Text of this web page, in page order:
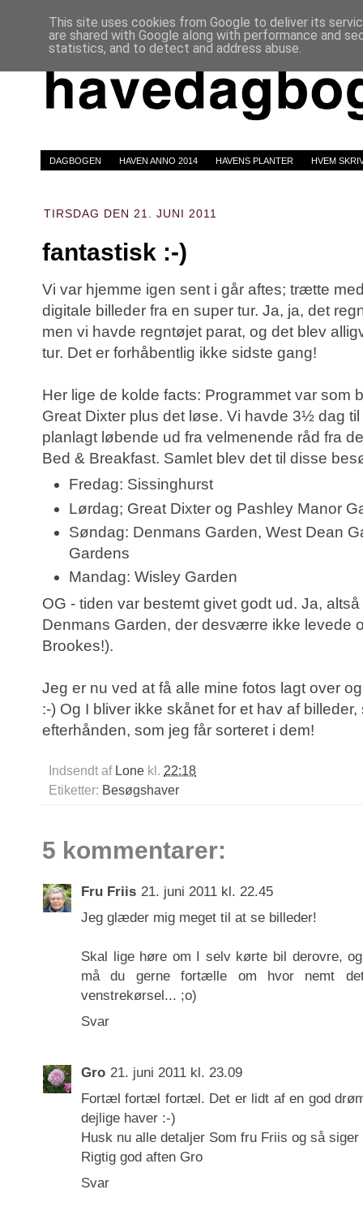
DAGBOGEN HAVEN ANNO 2014 HAVENS PLANTER HVEM
TIRSDAG DEN 21. JUNI 2011
fantastisk :-)
Vi var hjemme igen sent i går aftes; trætte
digitale billeder fra en super tur. Ja, ja, det
men vi havde regntøjet parat, og det blev
tur. Det er forhåbentlig ikke sidste gang!
Her lige de kolde facts: Programmet var som
Great Dixter plus det løse. Vi havde 3½ dag
planlagt løbende ud fra velmenende råd fra
Bed & Breakfast. Samlet blev det til disse
Fredag: Sissinghurst
Lørdag; Great Dixter og Pashley Manor
Søndag: Denmans Garden, West Dean
Gardens
Mandag: Wisley Garden
OG - tiden var bestemt givet godt ud. Ja,
Denmans Garden, der desværre ikke levede
Brookes!).
Jeg er nu ved at få alle mine fotos lagt over
:-) Og I bliver ikke skånet for et hav af
efterhånden, som jeg får sorteret i dem!
Indsendt af Lone kl. 22:18
Etiketter: Besøgshaver
5 kommentarer:
Fru Friis 21. juni 2011 kl. 22.45
Jeg glæder mig meget til at se billeder!
Skal lige høre om I selv kørte bil derovre,
må du gerne fortælle om hvor nemt
venstrekørsel... ;o)
Svar
Gro 21. juni 2011 kl. 23.09
Fortæl fortæl fortæl. Det er lidt af en god
dejlige haver :-)
Husk nu alle detaljer Som fru Friis og så siger
Rigtig god aften Gro
Svar
This site uses cookies from Google to deliver its
are shared with Google along with performance and
statistics, and to detect and address abuse.